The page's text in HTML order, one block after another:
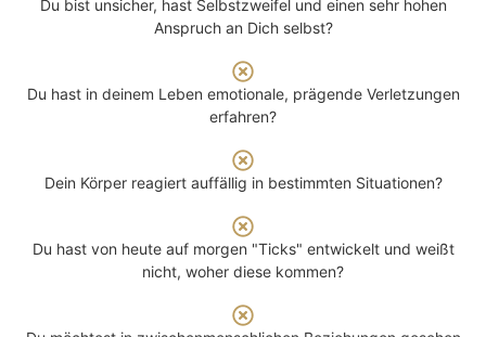
Du bist unsicher, hast Selbstzweifel und einen sehr hohen
Anspruch an Dich selbst?
Du hast in deinem Leben emotionale, prägende Verletzungen
erfahren?
Dein Körper reagiert auffällig in bestimmten Situationen?
Du hast von heute auf morgen "Ticks" entwickelt und weißt
nicht, woher diese kommen?